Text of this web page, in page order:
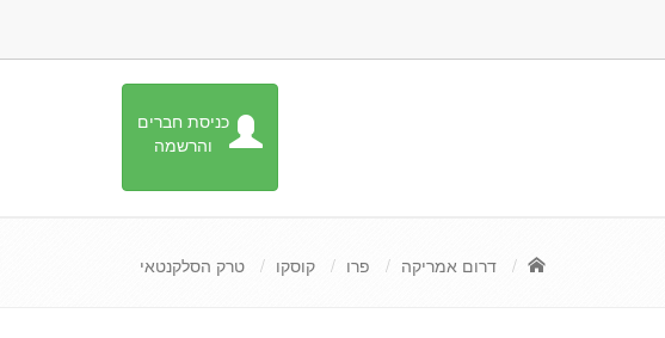
כניסת חברים
והרשמה
דרום אמריקה פרו קוסקו טרק הסלקנטאי